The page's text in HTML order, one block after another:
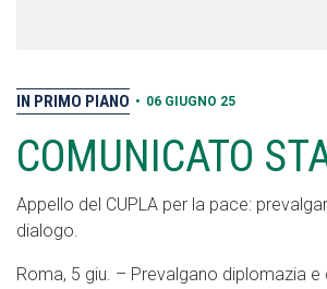
IN PRIMO PIANO • 06 GIUGNO 25
COMUNICATO
Appello del CUPLA per la pace:
dialogo.
Roma, 5 giu. – Prevalgano diplomazia